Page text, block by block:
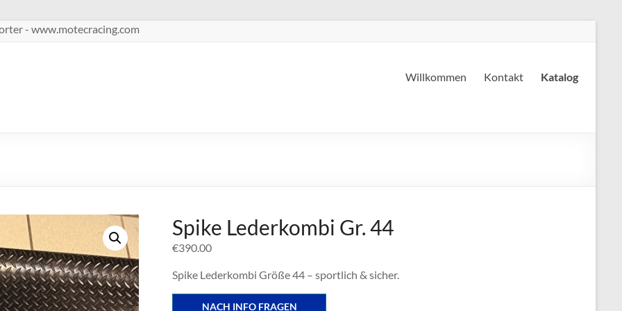
- www.motecracing.com
Willkommen Kontakt Katalog
Spike Lederkombi Gr. 44
€390.00
Spike Lederkombi Größe 44 – sportlich & sicher.
NACH INFO FRAGEN